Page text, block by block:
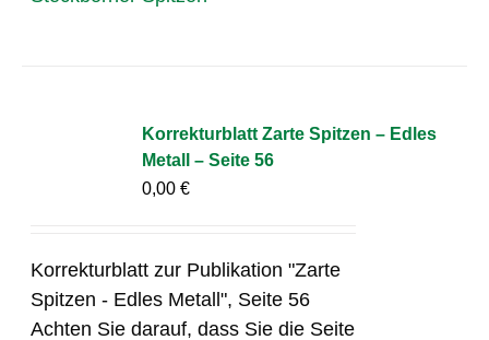
Korrekturblatt Zarte Spitzen – Edles
Metall – Seite 56
0,00€
Korrekturblatt zur Publikation "Zarte
Spitzen - Edles Metall", Seite 56
Achten Sie darauf, dass Sie die Seite